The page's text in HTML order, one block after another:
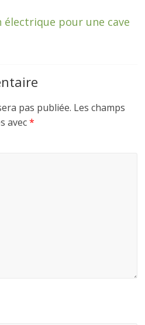
pour une cave
pas publiée. Les champs
avec*